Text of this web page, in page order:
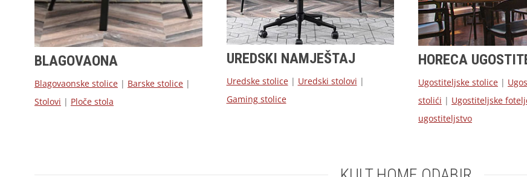
BLAGOVAONA
Blagovaonske stolice | Barske stolice |
Stolovi | Ploče stola
UREDSKI NAMJEŠTAJ
Uredske stolice| Uredski stolovi |
Gaming stolice
HORECA
Ugostiteljske stolice|
stolići | Ugostiteljske
ugostiteljstvo